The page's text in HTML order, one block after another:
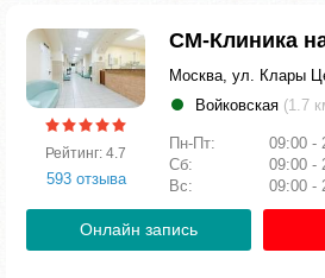
Рейтинг: 4.7
593 отзыва
СМ-Клиника
Москва, ул. Клары
Войковская (1.7
Пн-Пт:
09:00 -
Сб:
09:00 -
Вс:
09:00 -
Онлайн запись